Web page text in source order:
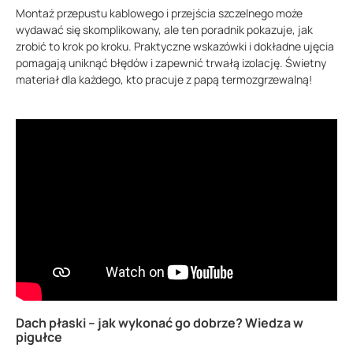
Montaż przepustu kablowego i przejścia szczelnego może
wydawać się skomplikowany, ale ten poradnik pokazuje, jak
zrobić to krok po kroku. Praktyczne wskazówki i dokładne ujęcia
pomagają uniknąć błędów i zapewnić trwałą izolację. Świetny
materiał dla każdego, kto pracuje z papą termozgrzewalną!
Dach płaski – jak wykonać go dobrze? Wiedza w
pigułce